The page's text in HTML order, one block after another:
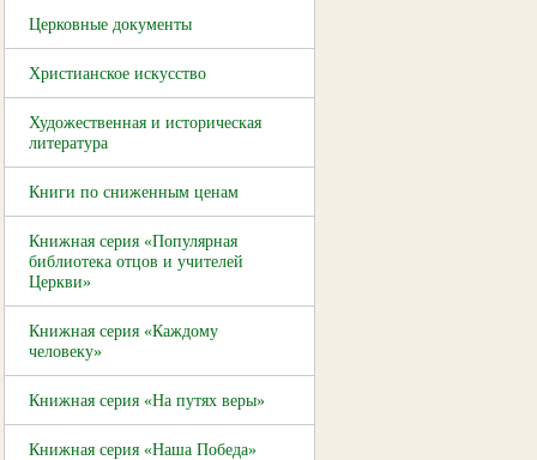
Церковные документы
Христианское искусство
Художественная и историческая
литература
Книги по сниженным ценам
Книжная серия «Популярная
библиотека отцов и учителей
Церкви»
Книжная серия «Каждому
человеку»
Книжная серия «На путях веры»
Книжная серия «Наша Победа»